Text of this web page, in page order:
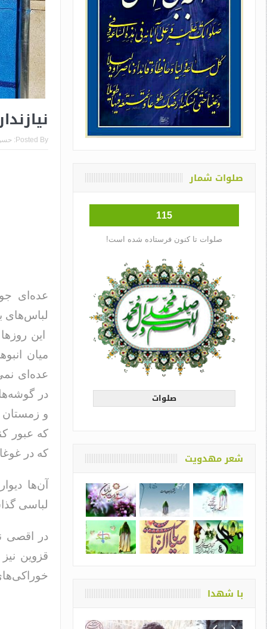
Posted By:
عده‌ای
لباس‌های
این
میان
عده‌ای
در
و زمستان
که عبور
که در
آن‌ها
لباسی
در اقصی
قزوین
صلوات شمار
115
صلوات تا کنون فرستاده شده است!
صلوات
شعر مهدویت
با شهدا